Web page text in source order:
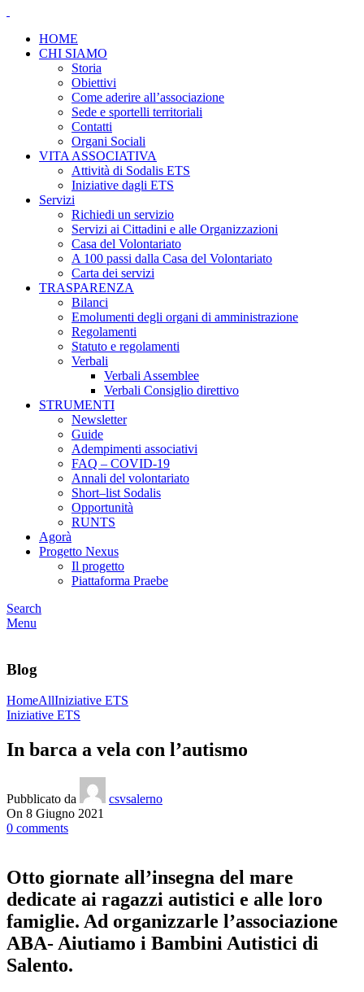
HOME
CHI SIAMO
Storia
Obiettivi
Come aderire all’associazione
Sede e sportelli territoriali
Contatti
Organi Sociali
VITA ASSOCIATIVA
Attività di Sodalis ETS
Iniziative dagli ETS
Servizi
Richiedi un servizio
Servizi ai Cittadini e alle Organizzazioni
Casa del Volontariato
A 100 passi dalla Casa del Volontariato
Carta dei servizi
TRASPARENZA
Bilanci
Emolumenti degli organi di amministrazione
Regolamenti
Statuto e regolamenti
Verbali
Verbali Assemblee
Verbali Consiglio direttivo
STRUMENTI
Newsletter
Guide
Adempimenti associativi
FAQ – COVID-19
Annali del volontariato
Short–list Sodalis
Opportunità
RUNTS
Agorà
Progetto Nexus
Il progetto
Piattaforma Praebe
Search
Menu
Blog
HomeAllIniziative ETS
Iniziative ETS
In barca a vela con l’autismo
Pubblicato da
csvsalerno
On 8 Giugno 2021
0 comments
Otto giornate all’insegna del mare
dedicate ai ragazzi autistici e alle loro
famiglie. Ad organizzarle l’associazione
ABA- Aiutiamo i Bambini Autistici di
Salento.